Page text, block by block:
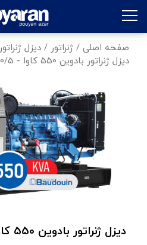
صفحه اصلی / ژنراتور / دیزل ژنراتور
دیزل ژنراتور بادوین 550 کاوا - 6M21G550/5
دیزل ژنراتور بادوین 550 کاوا مدل 6M21G550/5